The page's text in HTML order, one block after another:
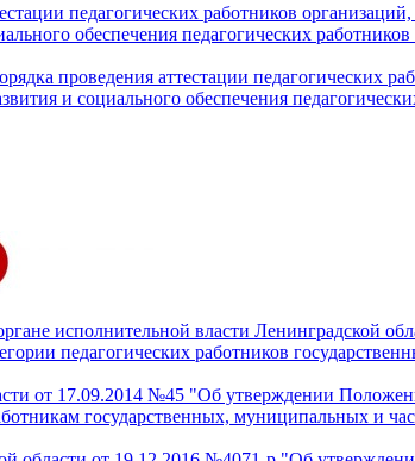
педагогических работников
обеспечения педагогических
аттестации педагогических
и социального обеспечения
исполнительной власти Ленинградской
педагогических работников
от 17.09.2014 №45 "Об утверждении
государственных, муниципальных и